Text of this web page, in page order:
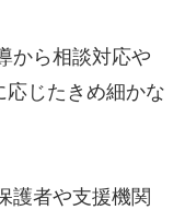
ら相談対応や
じたきめ細かな
者や支援機関